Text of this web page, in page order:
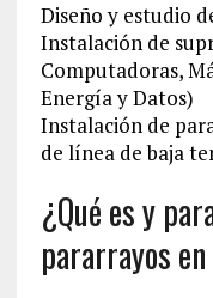
Diseño y estudio
Instalación de
Computadoras,
Energía y Datos)
Instalación de
de línea de baja
¿Qué es y
pararrayos